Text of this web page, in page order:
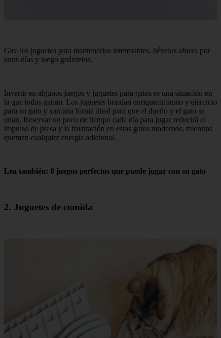
Gire los juguetes para mantenerlos interesantes, llévelos afuera por
unos días y luego guárdelos.
Invertir en algunos juegos y juguetes para gatos es una situación en
la que todos ganan. Los juguetes brindan enriquecimiento y ejercicio
para su gato y son una forma ideal para que el dueño y el gato se
unan. Reservar un poco de tiempo cada día para jugar reducirá el
impulso de presa y la frustración en estos gatos modernos, mientras
queman cualquier energía adicional.
Lea también: 8 juegos perfectos que puede jugar con su gato
2. Juguetes de comida